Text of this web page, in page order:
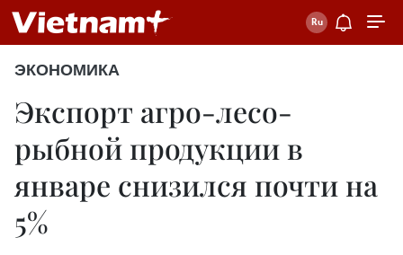
ЭКОНОМИКА
Экспорт агро-лесо-
рыбной продукции в
январе снизился почти на
5%